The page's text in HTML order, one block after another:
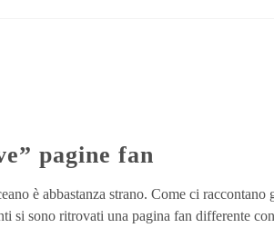
pagine fan
è abbastanza strano. Come ci raccontano
si sono ritrovati una pagina fan differente